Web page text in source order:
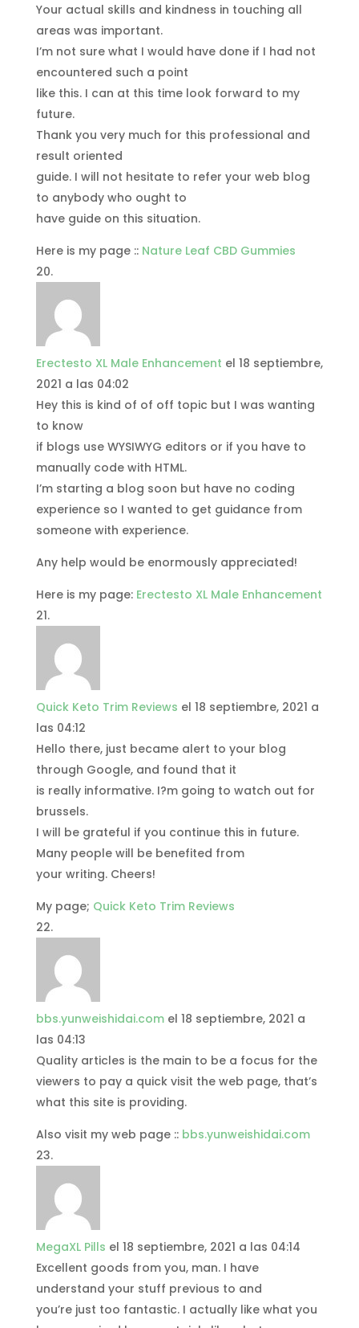
Your actual skills and kindness in touching all
areas was important.
I’m not sure what I would have done if I had not
encountered such a point
like this. I can at this time look forward to my
future.
Thank you very much for this professional and
result oriented
guide. I will not hesitate to refer your web blog
to anybody who ought to
have guide on this situation.
Here is my page :: Nature Leaf CBD Gummies
Erectesto XL Male Enhancement el 18 septiembre,
2021 a las 04:02
Hey this is kind of of off topic but I was wanting
to know
if blogs use WYSIWYG editors or if you have to
manually code with HTML.
I’m starting a blog soon but have no coding
experience so I wanted to get guidance from
someone with experience.
Any help would be enormously appreciated!
Here is my page: Erectesto XL Male Enhancement
Quick Keto Trim Reviews el 18 septiembre, 2021 a
las 04:12
Hello there, just became alert to your blog
through Google, and found that it
is really informative. I?m going to watch out for
brussels.
I will be grateful if you continue this in future.
Many people will be benefited from
your writing. Cheers!
My page; Quick Keto Trim Reviews
bbs.yunweishidai.com el 18 septiembre, 2021 a
las 04:13
Quality articles is the main to be a focus for the
viewers to pay a quick visit the web page, that’s
what this site is providing.
Also visit my web page :: bbs.yunweishidai.com
MegaXL Pills el 18 septiembre, 2021 a las 04:14
Excellent goods from you, man. I have
understand your stuff previous to and
you’re just too fantastic. I actually like what you